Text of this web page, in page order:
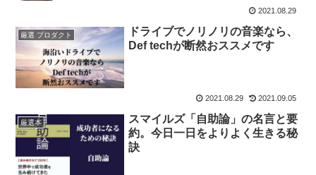
2021.08.29
厳選 プロダクト
ドライブでノリノリの音楽なら、
Def techが断然おススメです
2021.08.29 2021.09.05
厳選本
スマイルズ「自助論」の名言と要
約。今日一日をよりよく生きる秘
訣